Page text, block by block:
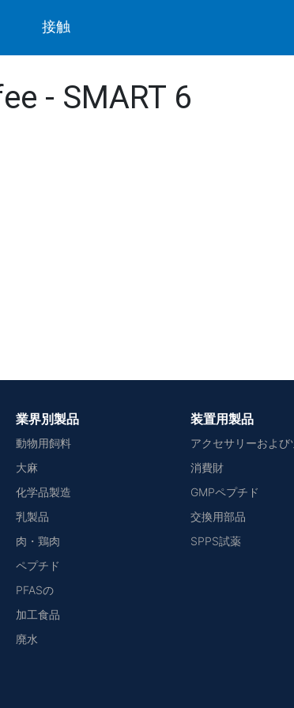
接触
- SMART 6
業界別製品
動物用飼料
大麻
化学品製造
乳製品
肉・鶏肉
ペプチド
PFASの
加工食品
廃水
装置用製品
アクセサリーおよび
消費財
GMPペプチド
交換用部品
SPPS試薬